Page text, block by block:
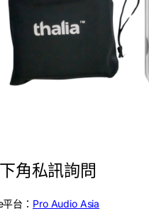
角私訊詢問
台： Pro Audio Asia